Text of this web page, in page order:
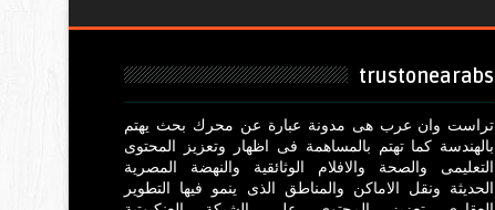
trustonearabs
تراست وان عرب هى مدونة عبارة عن محرك بحث يهتم
بالهندسة كما تهتم بالمساهمة فى اظهار وتعزيز المحتوى
التعليمى والصحة والافلام الوثائقية والنهضة المصرية
الحديثة ونقل الاماكن والمناطق الذى ينمو فيها التطوير